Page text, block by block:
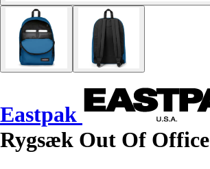
Eastpak
Rygsæk Out Of Office